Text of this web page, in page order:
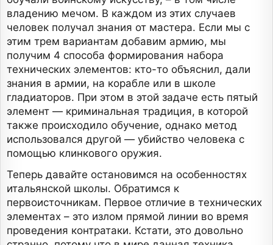
владению мечом. В каждом из этих случаев
человек получал знания от мастера. Если мы с
этим трем вариантам добавим армию, мы
получим 4 способа формирования набора
технических элементов: кто-то объяснил, дали
знания в армии, на корабле или в школе
гладиаторов. При этом в этой задаче есть пятый
элемент — криминальная традиция, в которой
также происходило обучение, однако метод
использовался другой — убийство человека с
помощью клинкового оружия.
Теперь давайте остановимся на особенностях
итальянской школы. Обратимся к
первоисточникам. Первое отличие в технических
элементах – это излом прямой линии во время
проведения контратаки. Кстати, это довольно